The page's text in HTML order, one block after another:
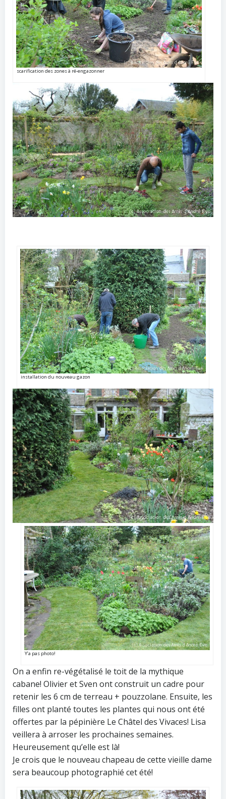
scarification des zones à ré-engazonner
installation du nouveau gazon
Y’a pas photo!
On a enfin re-végétalisé le toit de la mythique
cabane! Olivier et Sven ont construit un cadre pour
retenir les 6 cm de terreau + pouzzolane. Ensuite, les
filles ont planté toutes les plantes qui nous ont été
offertes par la pépinière Le Châtel des Vivaces! Lisa
veillera à arroser les prochaines semaines.
Heureusement qu’elle est là!
Je crois que le nouveau chapeau de cette vieille dame
sera beaucoup photographié cet été!